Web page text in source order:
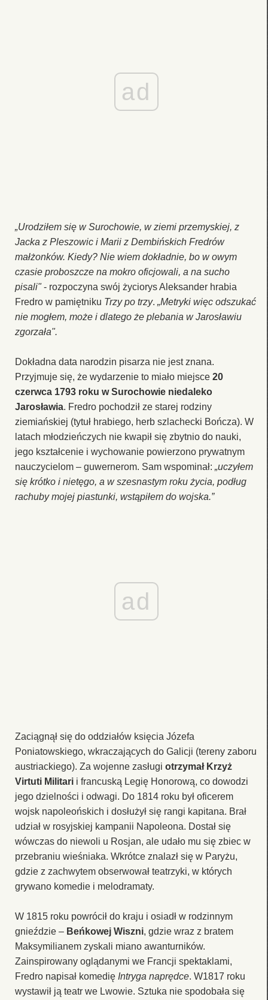
ad
„Urodziłem się w Surochowie, w ziemi przemyskiej, z
Jacka z Pleszowic i Marii z Dembińskich Fredrów
małżonków. Kiedy? Nie wiem dokładnie, bo w owym
czasie proboszcze na mokro oficjowali, a na sucho
pisali"- rozpoczyna swój życiorys Aleksander hrabia
Fredro w pamiętniku Trzy po trzy. „Metryki więc odszukać
nie mogłem, może i dlatego że plebania w Jarosławiu
zgorzała".
Dokładna data narodzin pisarza nie jest znana.
Przyjmuje się, że wydarzenie to miało miejsce 20
czerwca 1793 roku w Surochowie niedaleko
Jarosławia. Fredro pochodził ze starej rodziny
ziemiańskiej (tytuł hrabiego, herb szlachecki Bończa). W
latach młodzieńczych nie kwapił się zbytnio do nauki,
jego kształcenie i wychowanie powierzono prywatnym
nauczycielom – guwernerom. Sam wspominał: „uczyłem
się krótko i nietęgo, a w szesnastym roku życia, podług
rachuby mojej piastunki, wstąpiłem do wojska.”
ad
Zaciągnął się do oddziałów księcia Józefa
Poniatowskiego, wkraczających do Galicji (tereny zaboru
austriackiego). Za wojenne zasługi otrzymał Krzyż
Virtuti Militari i francuską Legię Honorową, co dowodzi
jego dzielności i odwagi. Do 1814 roku był oficerem
wojsk napoleońskich i dosłużył się rangi kapitana. Brał
udział w rosyjskiej kampanii Napoleona. Dostał się
wówczas do niewoli u Rosjan, ale udało mu się zbiec w
przebraniu wieśniaka. Wkrótce znalazł się w Paryżu,
gdzie z zachwytem obserwował teatrzyki, w których
grywano komedie i melodramaty.
W 1815 roku powrócił do kraju i osiadł w rodzinnym
gnieździe – Beńkowej Wiszni, gdzie wraz z bratem
Maksymilianem zyskali miano awanturników.
Zainspirowany oglądanymi we Francji spektaklami,
Fredro napisał komedię Intryga naprędce. W1817 roku
wystawił ją teatr we Lwowie. Sztuka nie spodobała się